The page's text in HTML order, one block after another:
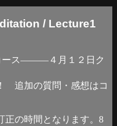
/ Lecture1
ース―――４月１２日ク
追加の質問・感想はコ
正の時間となります。8